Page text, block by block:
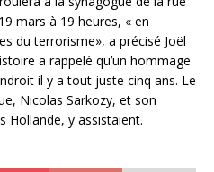
mars à 19 heures, « en
du terrorisme», a précisé Joël
a rappelé qu’un hommage
il y a tout juste cinq ans. Le
Nicolas Sarkozy, et son
Hollande, y assistaient.